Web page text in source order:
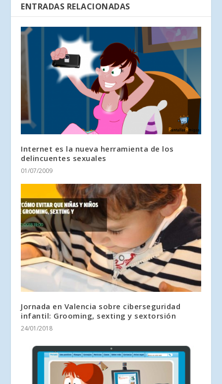
ENTRADAS RELACIONADAS
Internet es la nueva herramienta de los
delincuentes sexuales
01/07/2009
Jornada en Valencia sobre ciberseguridad
infantil: Grooming, sexting y sextorsión
24/01/2018